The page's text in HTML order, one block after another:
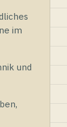
im
und